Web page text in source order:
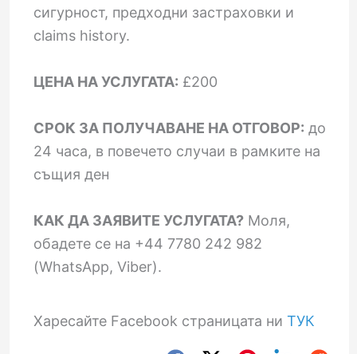
сигурност, предходни застраховки и
claims history.
ЦЕНА НА УСЛУГАТА: £200
СРОК ЗА ПОЛУЧАВАНЕ НА ОТГОВОР: до
24 часа, в повечето случаи в рамките на
същия ден
КАК ДА ЗАЯВИТЕ УСЛУГАТА?Моля,
обадете се на +44 7780 242 982
(WhatsApp, Viber).
Харесайте Facebook страницата ни ТУК